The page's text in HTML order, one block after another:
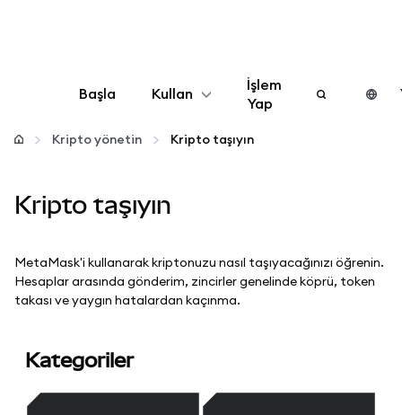
Başla Kullan
Yapılandır
Kripto yönetin
Güvende kalın
İşlem
Yap
Kripto yönetin Kripto taşıyın
Kripto taşıyın
MetaMask'i kullanarak kriptonuzu nasıl taşıyacağınızı öğrenin.
Hesaplar arasında gönderim, zincirler genelinde köprü, token
takası ve yaygın hatalardan kaçınma.
Kategoriler